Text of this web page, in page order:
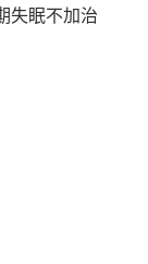
失眠不加治